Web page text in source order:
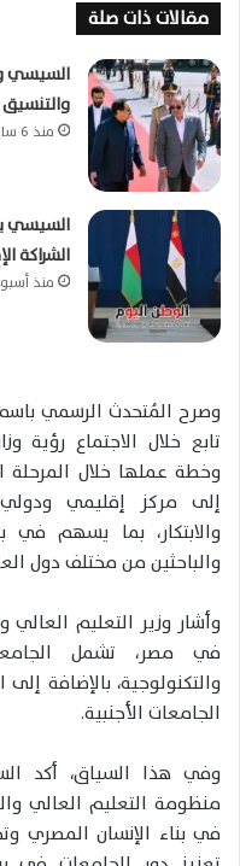
مقالات ذات صلة
السيسي
والتنسيق
منذ 6 ساعات
السيسي
الشراكة
منذ
وصرح المُتحدث الرسمي
تابع خلال الاجتماع رؤية
وخطة عملها خلال
إلى مركز إقليمي
والابتكار، بما يسهم في
والباحثين من مختلف دول
في مصر، تشمل
والتكنولوجية، بالإضافة
الجامعات الأجنبية.
وفي هذا السياق، أكد
منظومة التعليم العالي
في بناء الإنسان المصري